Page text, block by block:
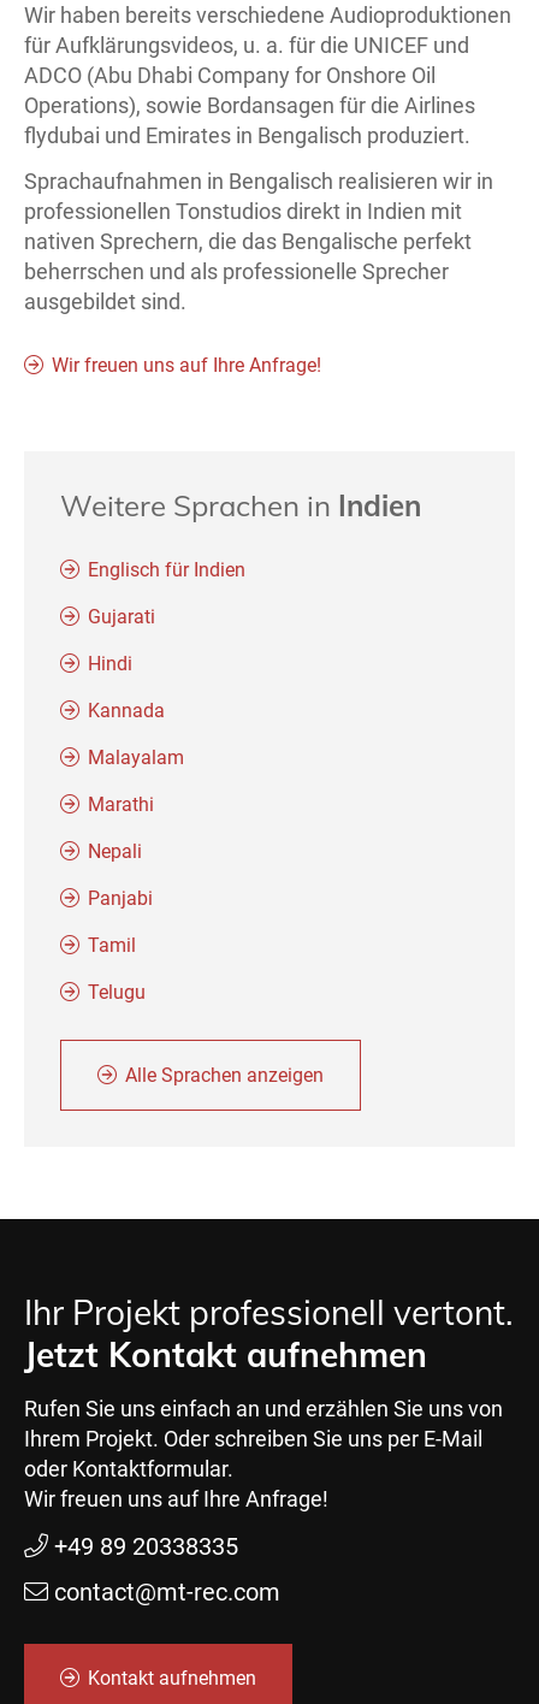
Wir haben bereits verschiedene Audioproduktionen
für Aufklärungsvideos, u. a. für die UNICEF und
ADCO (Abu Dhabi Company for Onshore Oil
Operations), sowie Bordansagen für die Airlines
flydubai und Emirates in Bengalisch produziert.
Sprachaufnahmen in Bengalisch realisieren wir in
professionellen Tonstudios direkt in Indien mit
nativen Sprechern, die das Bengalische perfekt
beherrschen und als professionelle Sprecher
ausgebildet sind.
Wir freuen uns auf Ihre Anfrage!
Weitere Sprachen in Indien
Englisch für Indien
Gujarati
Hindi
Kannada
Malayalam
Marathi
Nepali
Panjabi
Tamil
Telugu
Alle Sprachen anzeigen
Ihr Projekt professionell vertont.
Jetzt Kontakt aufnehmen
Rufen Sie uns einfach an und erzählen Sie uns von
Ihrem Projekt. Oder schreiben Sie uns per E-Mail
oder Kontaktformular.
Wir freuen uns auf Ihre Anfrage!
+49 89 20338335
contact@mt-rec.com
Kontakt aufnehmen